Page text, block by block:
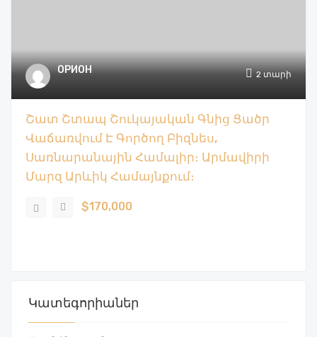
ОРИОН 2 տարի
Շատ Շտապ Շուկայական Գնից Ցածր
Վաճառվում Է Գործող Բիզնես,
Սառնարանային Համալիր։ Արմավիրի
Մարզ Արևիկ Համայնքում։
$170,000
Կատեգորիաներ